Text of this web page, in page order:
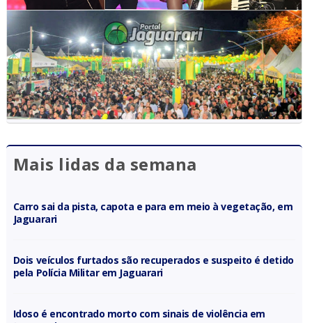
Mais lidas da semana
Carro sai da pista, capota e para em meio à vegetação, em
Jaguarari
Dois veículos furtados são recuperados e suspeito é detido
pela Polícia Militar em Jaguarari
Idoso é encontrado morto com sinais de violência em